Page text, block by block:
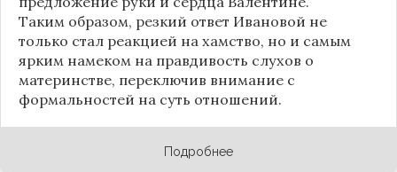
Таким образом, резкий ответ Ивановой не
только стал реакцией на хамство, но и самым
ярким намеком на правдивость слухов о
материнстве, переключив внимание с
формальностей на суть отношений.
Подробнее